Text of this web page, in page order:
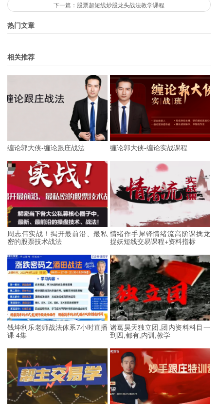
下一篇：股票超短线炒股龙头战法教学课程
热门文章
相关推荐
缠论郭大侠-缠论跟庄战法 缠论郭大侠-缠论实战课程
周志伟实战！揭开最前沿、最私
密的股票技术战法
情绪作手犀锋情绪流高阶课擒龙
捉妖短线交易课程+资料指标
钱坤利乐老师战法体系7小时直播
课 4集
诸葛昊天独立团,团内资料科目一
到四,都有,内训,教学